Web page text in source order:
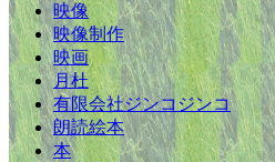
映像
映像制作
映画
月杜
有限会社ジンコジンコ
朗読絵本
本